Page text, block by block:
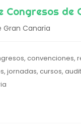
Congresos de
Gran Canaria
convenciones,
jornadas, cursos,